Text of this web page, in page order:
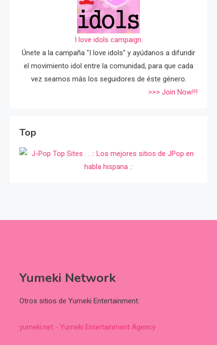
I love idols campaign.
Únete a la campaña "I love idols" y ayúdanos a difundir
el movimiento idol entre la comunidad, para que cada
vez seamos más los seguidores de éste género.
>>> Join Now!!!
Top
Yumeki Network
Otros sitios de Yumeki Entertainment:
yumeki.net - Yumeki Entertainment Agency